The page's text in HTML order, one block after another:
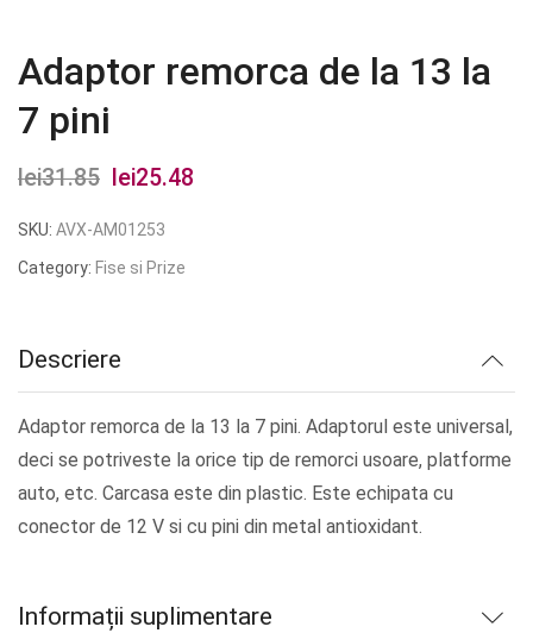
Adaptor remorca de la 13 la
7 pini
lei31.85
Prețul
inițial
a
lei25.48
SKU: AVX-AM01253
Category: Fise si Prize
Descriere
Adaptor remorca de la 13 la 7 pini. Adaptorul este universal,
deci se potriveste la orice tip de remorci usoare, platforme
auto, etc. Carcasa este din plastic. Este echipata cu
conector de 12 V si cu pini din metal antioxidant.
Informații suplimentare